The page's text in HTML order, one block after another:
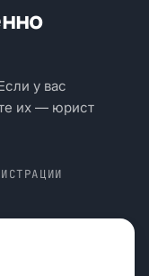
у вас
их — юрист